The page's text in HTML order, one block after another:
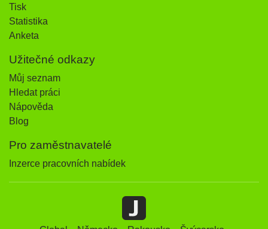
Tisk
Statistika
Anketa
Užitečné odkazy
Můj seznam
Hledat práci
Nápověda
Blog
Pro zaměstnavatelé
Inzerce pracovních nabídek